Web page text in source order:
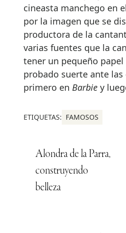
cineasta manchego en
por la imagen que se
productora de la
varias fuentes que la
tener un pequeño
probado suerte ante las
primero en Barbie y
ETIQUETAS: FAMOSOS
Alondra de la Parra,
construyendo
belleza